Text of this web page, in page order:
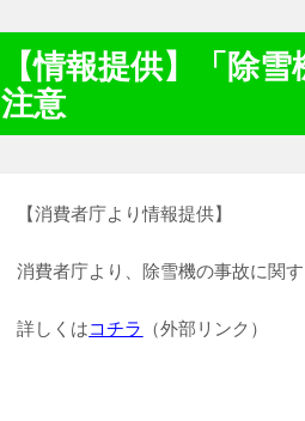
【情報提供】「除
注意
【消費者庁より情報提供】
消費者庁より、除雪機の事故に関
詳しくはコチラ （外部リンク）